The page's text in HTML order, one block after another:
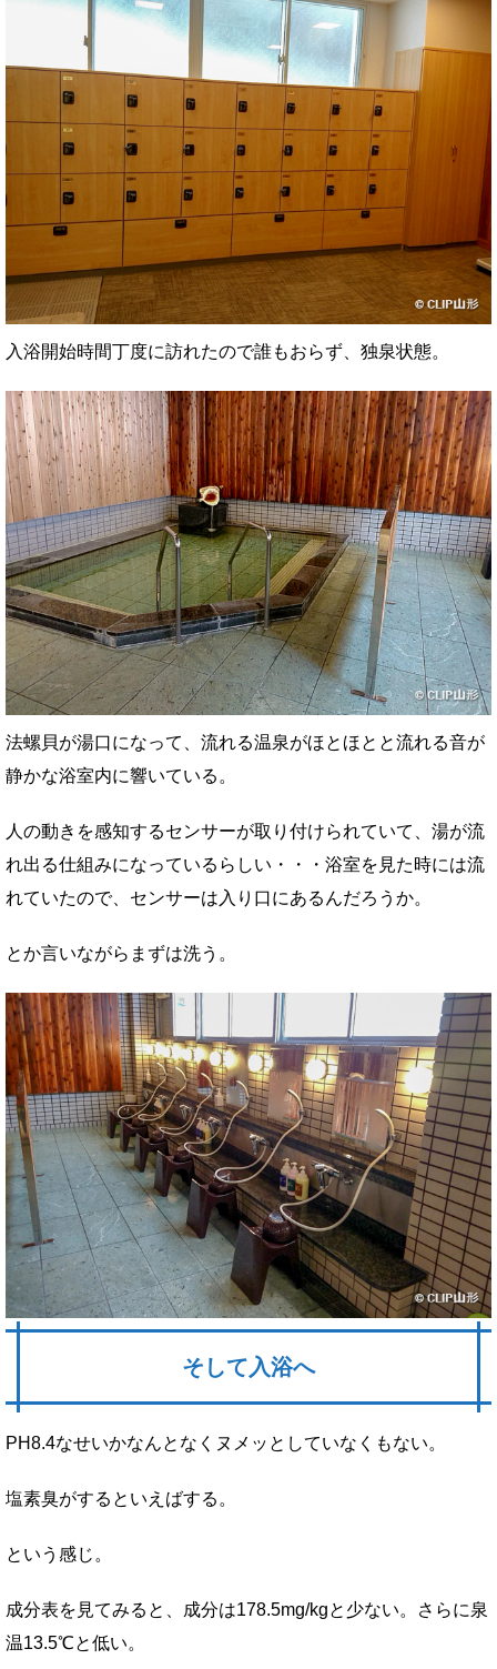
入浴開始時間丁度に訪れたので誰もおらず、独泉状態。
法螺貝が湯口になって、流れる温泉がほとほとと流れる音が
静かな浴室内に響いている。
人の動きを感知するセンサーが取り付けられていて、湯が流
れ出る仕組みになっているらしい・・・浴室を見た時には流
れていたので、センサーは入り口にあるんだろうか。
とか言いながらまずは洗う。
そして入浴へ
PH8.4なせいかなんとなくヌメッとしていなくもない。
塩素臭がするといえばする。
という感じ。
成分表を見てみると、成分は178.5mg/kgと少ない。さらに泉
温13.5℃と低い。